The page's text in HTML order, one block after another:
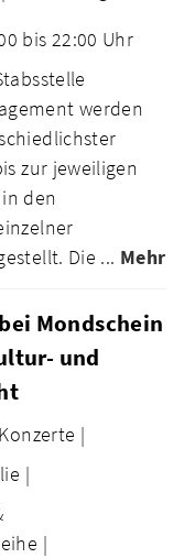
bis 22:00 Uhr
werden
zur jeweiligen
den
Die ... Mehr
Mondschein
und
|
|
|